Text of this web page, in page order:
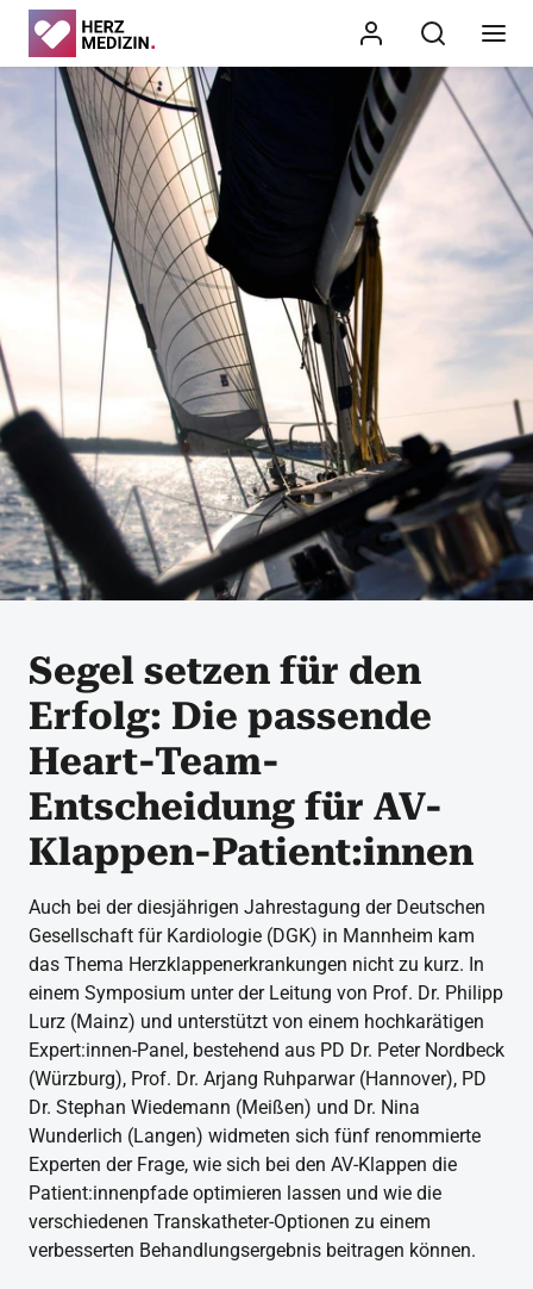
Segel setzen für den
Erfolg: Die passende
Heart-Team-
Entscheidung für AV-
Klappen-Patient:innen
Auch bei der diesjährigen Jahrestagung der Deutschen
Gesellschaft für Kardiologie (DGK) in Mannheim kam
das Thema Herzklappenerkrankungen nicht zu kurz. In
einem Symposium unter der Leitung von Prof. Dr. Philipp
Lurz (Mainz) und unterstützt von einem hochkarätigen
Expert:innen-Panel, bestehend aus PD Dr. Peter Nordbeck
(Würzburg), Prof. Dr. Arjang Ruhparwar (Hannover), PD
Dr. Stephan Wiedemann (Meißen) und Dr. Nina
Wunderlich (Langen) widmeten sich fünf renommierte
Experten der Frage, wie sich bei den AV-Klappen die
Patient:innenpfade optimieren lassen und wie die
verschiedenen Transkatheter-Optionen zu einem
verbesserten Behandlungsergebnis beitragen können.